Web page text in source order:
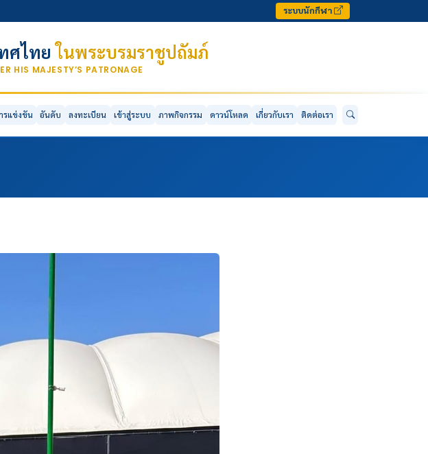
ระบบนักกีฬา
ศไทยในพระบรมราชูปถัมภ์
HIS MAJESTY’S PATRONAGE
รแข่งขัน อันดับ ลงทะเบียน เข้าสู่ระบบ ภาพกิจกรรม ดาวน์โหลด เกี่ยวกับเรา ติดต่อเรา